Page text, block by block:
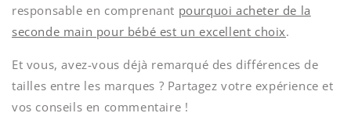
responsable en comprenant pourquoi acheter de la
seconde main pour bébé est un excellent choix.
Et vous, avez-vous déjà remarqué des différences de
tailles entre les marques ? Partagez votre expérience et
vos conseils en commentaire !